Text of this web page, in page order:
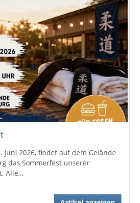
Juni 2026, findet auf dem Gelände
das Sommerfest unserer
Alle…